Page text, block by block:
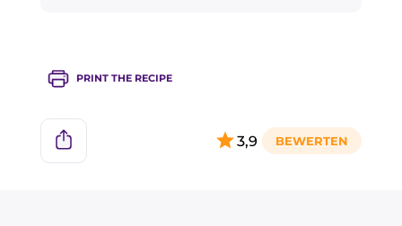
PRINT THE RECIPE
3,9